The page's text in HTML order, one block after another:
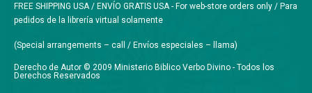
FREE SHIPPING USA / ENVÍO GRATIS USA - For web-store orders only / Para
pedidos de la librería virtual solamente
(Special arrangements – call / Envíos especiales – llama)
Derecho de Autor © 2009 Ministerio Biblico Verbo Divino - Todos los
Derechos Reservados